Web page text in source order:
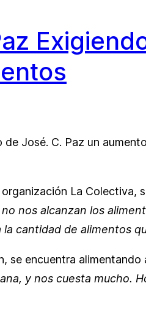
José. C. Paz un
La Colectiva,
nos alcanzan los
cantidad de alimentos
se encuentra alimentando
y nos cuesta mucho.